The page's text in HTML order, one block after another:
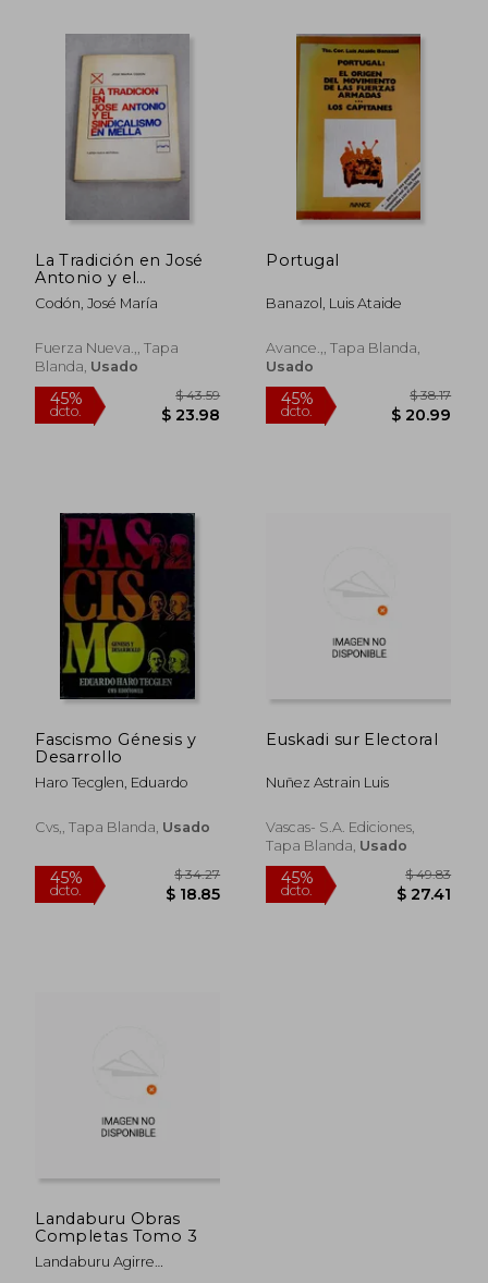
45%
dcto.
40%
dcto.
45%
dcto. $ 24.71
15%
dcto. $ 20.40
La Tradición en José
Antonio y el
Sindicalismo en Mella
Codón, José María
Fuerza Nueva.,, Tapa
Blanda, Usado
Portugal
Banazol, Luis Ataide
Avance.,, Tapa Blanda,
Usado
Fascismo Génesis y
Desarrollo
Haro Tecglen, Eduardo
Cvs,, Tapa Blanda, Usado
Euskadi sur Electoral
Nuñez Astrain Luis
Vascas- S.A. Ediciones,
Tapa Blanda, Usado
Landaburu Obras
Completas Tomo 3
Landaburu Agirre